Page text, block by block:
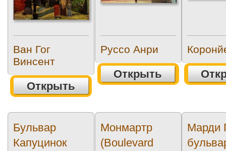
Ван Гог
Винсент
Открыть
Руссо Анри
Открыть
Бульвар
Капуцинок
Монмартр
(Boulevard
Марди